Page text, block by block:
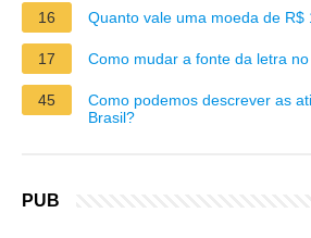
16 Quanto vale uma moeda de R$
17 Como mudar a fonte da letra
45
Como podemos descrever as
Brasil?
PUB